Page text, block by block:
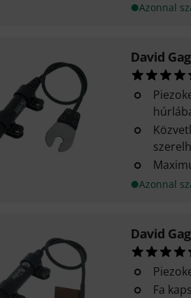
Azonnal
David
Azonnal
David
Fa